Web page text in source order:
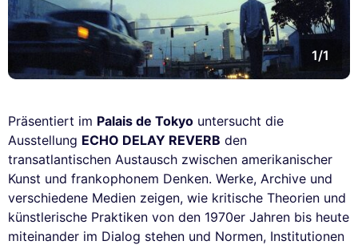
1/1
Präsentiert im Palais de Tokyo untersucht die
Ausstellung ECHO DELAY REVERB den
transatlantischen Austausch zwischen amerikanischer
Kunst und frankophonem Denken. Werke, Archive und
verschiedene Medien zeigen, wie kritische Theorien und
künstlerische Praktiken von den 1970er Jahren bis heute
miteinander im Dialog stehen und Normen, Institutionen